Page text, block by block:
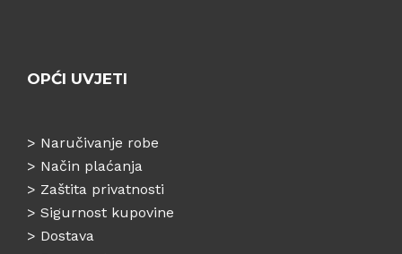
OPĆI UVJETI
> Naručivanje robe
> Način plaćanja
> Zaštita privatnosti
> Sigurnost kupovine
> Dostava